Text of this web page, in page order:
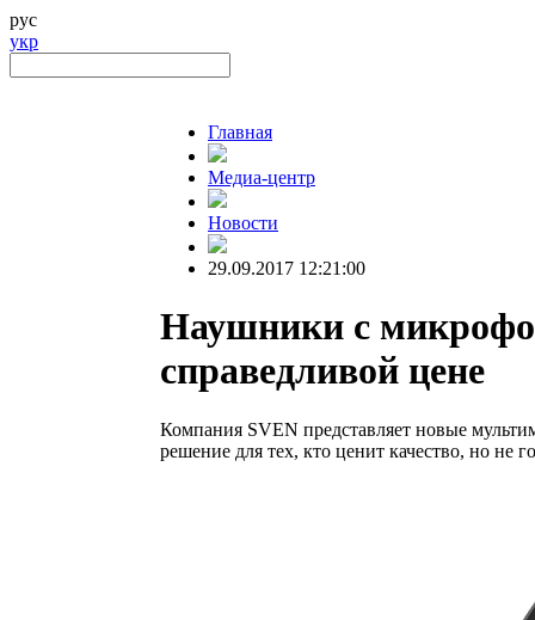
рус
укр
Главная
Медиа-центр
Новости
29.09.2017 12:21:00
Наушники с
справедливой цене
Компания SVEN представляет новые
решение для тех, кто ценит качество, но не